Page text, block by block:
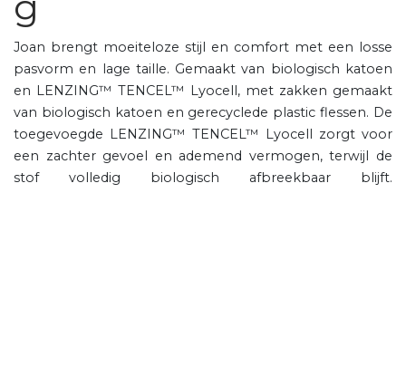
Joan brengt moeiteloze stijl en comfort met een losse
pasvorm en lage taille. Gemaakt van biologisch katoen
en LENZING™ TENCEL™ Lyocell, met zakken gemaakt
van biologisch katoen en gerecyclede plastic flessen. De
toegevoegde LENZING™ TENCEL™ Lyocell zorgt voor
een zachter gevoel en ademend vermogen, terwijl de
stof volledig biologisch afbreekbaar blijft.